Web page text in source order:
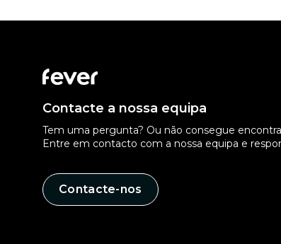
Contacte a nossa equipa
Tem uma pergunta? Ou não consegue
Entre em contacto com a nossa equipa e
Contacte-nos